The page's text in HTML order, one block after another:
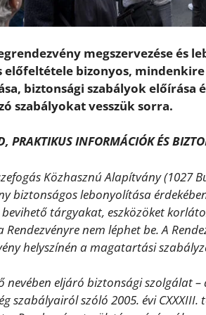
megszervezése és
előfeltétele bizonyos,
biztonsági szabályok előírása
szabályokat vesszük sorra.
PRAKTIKUS INFORMÁCIÓK ÉS
Közhasznú Alapítvány (1027
biztonságos lebonyolítása
tárgyakat, eszközöket
nem léphet be. A
helyszínén a magatartási
nevében eljáró biztonsági szolgálat
szabályairól szóló 2005. évi